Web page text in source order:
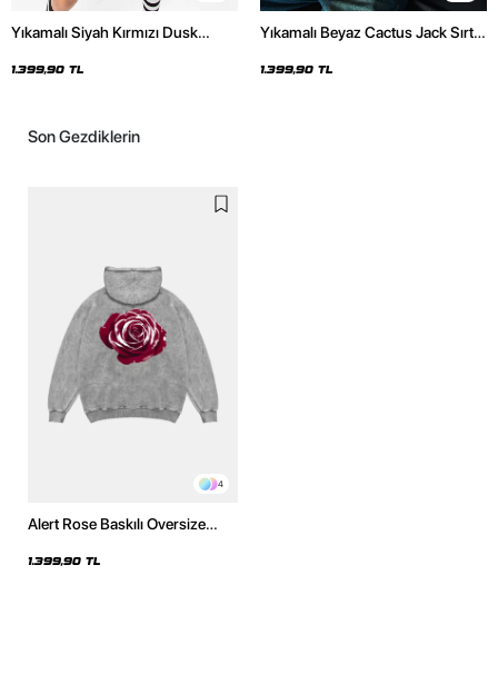
Yıkamalı Siyah Kırmızı Dusk
1.399,90 TL
Yıkamalı Beyaz Cactus Jack Sırt
1.399,90 TL
Son Gezdiklerin
4
Alert Rose Baskılı Oversize
1.399,90 TL